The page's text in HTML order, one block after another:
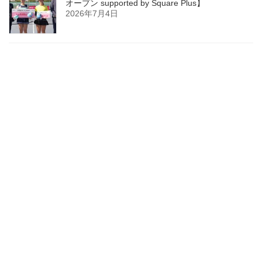
オープン supported by Square Plus】
2026年7月4日